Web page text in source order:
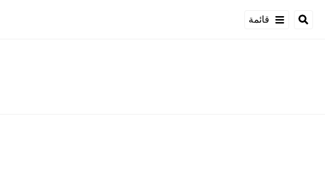
قائمة